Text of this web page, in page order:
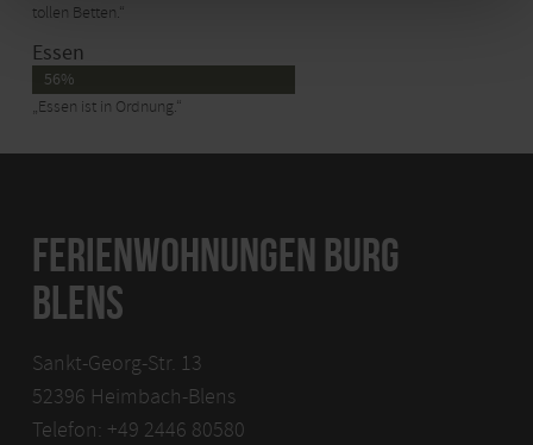
tollen Betten.“
Essen
56%
„Essen ist in Ordnung.“
FERIENWOHNUNGEN BURG
BLENS
Sankt-Georg-Str. 13
52396 Heimbach-Blens
Telefon: +49 2446 80580